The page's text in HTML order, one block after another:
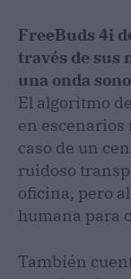
FreeBuds 4i
través de sus
una onda
El algoritmo
en escenarios
caso de un
ruidoso
oficina, pero
humana para
También